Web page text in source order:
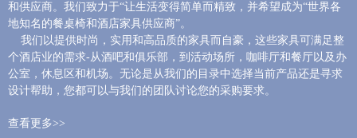
和供应商。我们致力于“让生活变得简单而精致，并希望成为“世界各
地知名的餐桌椅和酒店家具供应商”。
我们以提供时尚，实用和高品质的家具而自豪，这些家具可满足整
个酒店业的需求-从酒吧和俱乐部，到活动场所，咖啡厅和餐厅以及办
公室，休息区和机场。无论是从我们的目录中选择当前产品还是寻求
设计帮助，您都可以与我们的团队讨论您的采购要求。
查看更多>>